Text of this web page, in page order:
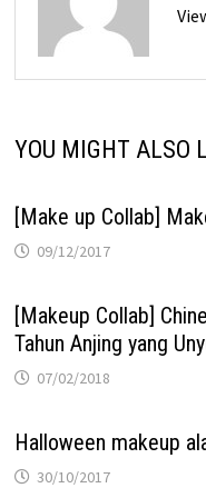
YOU MIGHT ALSO
[Make up Collab]
09/12/2017
[Makeup Collab]
Tahun Anjing yang
07/02/2018
Halloween makeup
30/10/2017